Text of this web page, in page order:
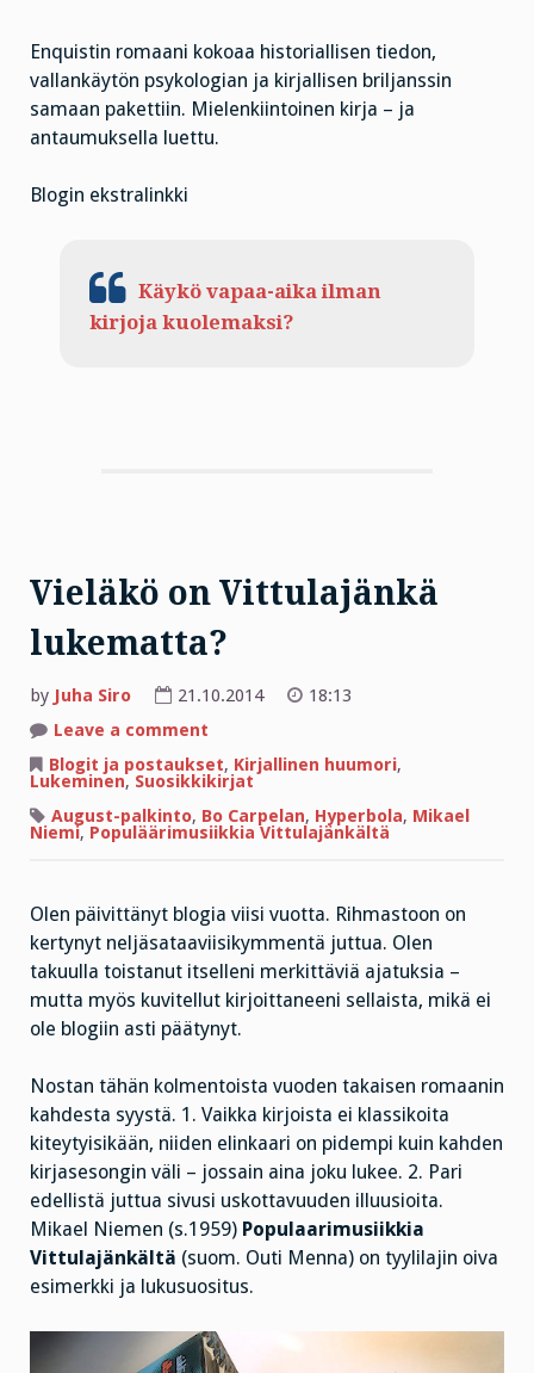
Enquistin romaani kokoaa historiallisen tiedon,
vallankäytön psykologian ja kirjallisen briljanssin
samaan pakettiin. Mielenkiintoinen kirja – ja
antaumuksella luettu.
Blogin ekstralinkki
Käykö vapaa-aika ilman
kirjoja kuolemaksi?
Vieläkö on Vittulajänkä
lukematta?
by Juha Siro 21.10.2014
18:13
Leave a comment
on
Vittulajänkä
lukematta?
Blogit ja postaukset, Kirjallinen huumori,
Lukeminen, Suosikkikirjat
August-palkinto, Bo Carpelan, Hyperbola, Mikael
Niemi, Populäärimusiikkia Vittulajänkältä
Olen päivittänyt blogia viisi vuotta. Rihmastoon on
kertynyt neljäsataaviisikymmentä juttua. Olen
takuulla toistanut itselleni merkittäviä ajatuksia –
mutta myös kuvitellut kirjoittaneeni sellaista, mikä ei
ole blogiin asti päätynyt.
Nostan tähän kolmentoista vuoden takaisen romaanin
kahdesta syystä. 1. Vaikka kirjoista ei klassikoita
kiteytyisikään, niiden elinkaari on pidempi kuin kahden
kirjasesongin väli – jossain aina joku lukee. 2. Pari
edellistä juttua sivusi uskottavuuden illuusioita.
Mikael Niemen (s.1959) Populaarimusiikkia
Vittulajänkältä (suom. Outi Menna) on tyylilajin oiva
esimerkki ja lukusuositus.